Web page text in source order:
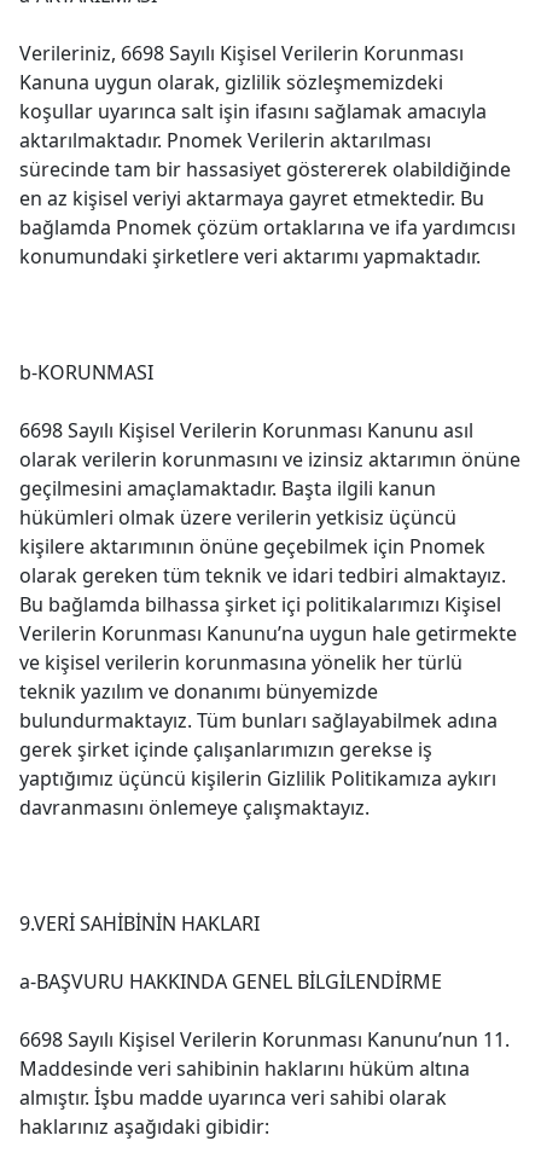
Verileriniz, 6698 Sayılı Kişisel Verilerin Korunması
Kanuna uygun olarak, gizlilik sözleşmemizdeki
koşullar uyarınca salt işin ifasını sağlamak amacıyla
aktarılmaktadır. Pnomek Verilerin aktarılması
sürecinde tam bir hassasiyet göstererek olabildiğinde
en az kişisel veriyi aktarmaya gayret etmektedir. Bu
bağlamda Pnomek çözüm ortaklarına ve ifa yardımcısı
konumundaki şirketlere veri aktarımı yapmaktadır.
b-KORUNMASI
6698 Sayılı Kişisel Verilerin Korunması Kanunu asıl
olarak verilerin korunmasını ve izinsiz aktarımın önüne
geçilmesini amaçlamaktadır. Başta ilgili kanun
hükümleri olmak üzere verilerin yetkisiz üçüncü
kişilere aktarımının önüne geçebilmek için Pnomek
olarak gereken tüm teknik ve idari tedbiri almaktayız.
Bu bağlamda bilhassa şirket içi politikalarımızı Kişisel
Verilerin Korunması Kanunu’na uygun hale getirmekte
ve kişisel verilerin korunmasına yönelik her türlü
teknik yazılım ve donanımı bünyemizde
bulundurmaktayız. Tüm bunları sağlayabilmek adına
gerek şirket içinde çalışanlarımızın gerekse iş
yaptığımız üçüncü kişilerin Gizlilik Politikamıza aykırı
davranmasını önlemeye çalışmaktayız.
9.VERİ SAHİBİNİN HAKLARI
a-BAŞVURU HAKKINDA GENEL BİLGİLENDİRME
6698 Sayılı Kişisel Verilerin Korunması Kanunu’nun 11.
Maddesinde veri sahibinin haklarını hüküm altına
almıştır. İşbu madde uyarınca veri sahibi olarak
haklarınız aşağıdaki gibidir: